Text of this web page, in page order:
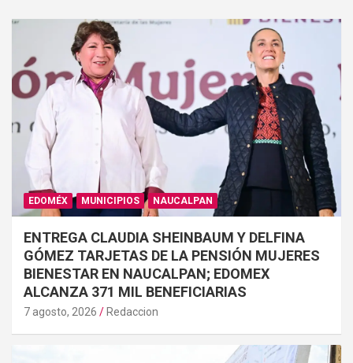
EDOMÉX MUNICIPIOS NAUCALPAN
ENTREGA CLAUDIA SHEINBAUM Y DELFINA
GÓMEZ TARJETAS DE LA PENSIÓN MUJERES
BIENESTAR EN NAUCALPAN; EDOMEX
ALCANZA 371 MIL BENEFICIARIAS
7 agosto, 2026 Redaccion